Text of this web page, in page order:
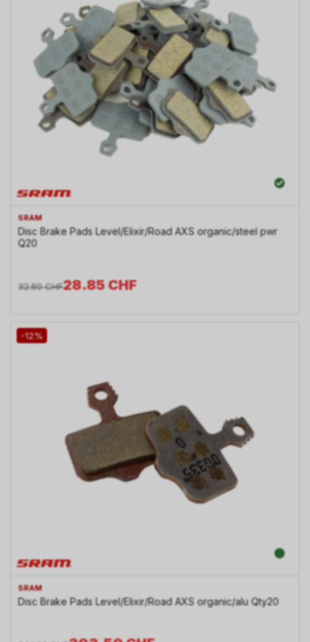
SRAM
Disc Brake Pads Level/Elixir/Road AXS organic/steel pwr
Q20
28.85CHF
32.80 CHF
-12%
SRAM
Disc Brake Pads Level/Elixir/Road AXS organic/alu Qty20